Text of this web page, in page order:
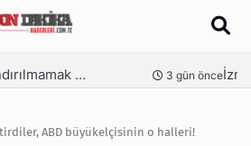
5 gün önce
ABD büyükelçisinin o halleri!